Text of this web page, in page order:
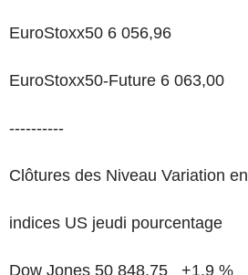
EuroStoxx50 6 056,96
EuroStoxx50-Future 6 063,00
----------
Clôtures des Niveau Variation en
indices US jeudi pourcentage
Dow Jones 50 848,75 +1,9 %